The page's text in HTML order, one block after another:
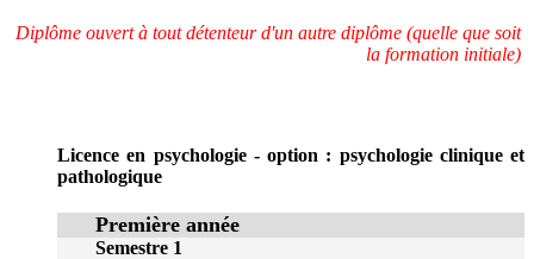
Diplôme ouvert à tout détenteur d'un autre diplôme (quelle que soit
la formation initiale)
Licence en psychologie - option : psychologie clinique et
pathologique
Première année
Semestre 1